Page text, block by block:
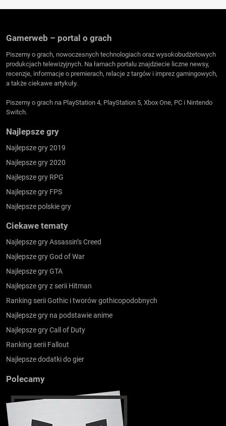
Gamerweb – portal o grach
Piszemy o grach, nowoczesnych technologiach oraz wysokobudżetowych
produkcjach telewizyjnych. Na łamach portalu znajdziecie liczne newsy,
recenzje, informacje o premierach, relacje z targów i imprez gamingowych,
a także ciekawe artykuły.
Piszemy o grach na PlayStation 4, PlayStation 5, Xbox One, PC i Nintendo
Switch.
Najlepsze gry
Najlepsze gry 2019
Najlepsze gry 2020
Najlepsze gry RPG
Najlepsze gry FPS
Najlepsze polskie gry
Ciekawe tematy
Najlepsze gry Assassin’s Creed
Najlepsze gry God of War
Najlepsze gry GTA
Najlepsze gry z serii Hitman
Ranking serii Gothic i tworów gothicopodobnych
Najlepsze gry na podstawie anime
Najlepsze gry Call of Duty
Ranking serii Fallout
Najlepsze dodatki do gier
Polecamy